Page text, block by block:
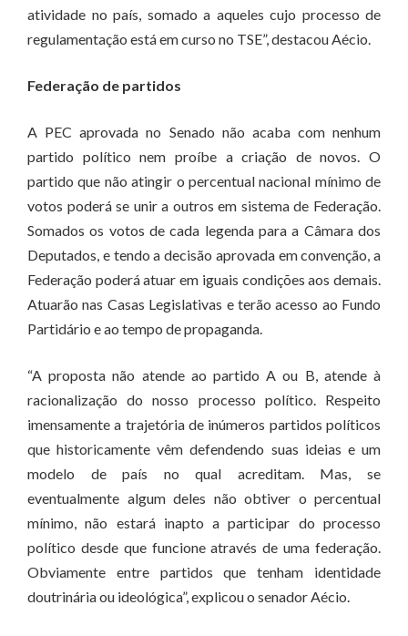
atividade no país, somado a aqueles cujo processo de
regulamentação está em curso no TSE”, destacou Aécio.
Federação de partidos
A PEC aprovada no Senado não acaba com nenhum
partido político nem proíbe a criação de novos. O
partido que não atingir o percentual nacional mínimo de
votos poderá se unir a outros em sistema de Federação.
Somados os votos de cada legenda para a Câmara dos
Deputados, e tendo a decisão aprovada em convenção, a
Federação poderá atuar em iguais condições aos demais.
Atuarão nas Casas Legislativas e terão acesso ao Fundo
Partidário e ao tempo de propaganda.
“A proposta não atende ao partido A ou B, atende à
racionalização do nosso processo político. Respeito
imensamente a trajetória de inúmeros partidos políticos
que historicamente vêm defendendo suas ideias e um
modelo de país no qual acreditam. Mas, se
eventualmente algum deles não obtiver o percentual
mínimo, não estará inapto a participar do processo
político desde que funcione através de uma federação.
Obviamente entre partidos que tenham identidade
doutrinária ou ideológica”, explicou o senador Aécio.